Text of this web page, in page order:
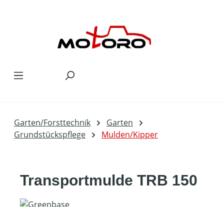
Garten/Forsttechnik
Garten
Grundstückspflege
Mulden/Kipper
Transportmulde TRB 150